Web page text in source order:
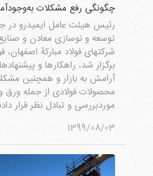
چگونگی رفع مشکلات
رئیس هیئت عامل ایمیدرو در
توسعه و نوسازی معادن و
شرکتهای فولاد مبارکۀ
برگزار شد، راهکارها و
آرامش به بازار و همچنین
محصولات فولادی از جمله ورق
موردبررسی و تبادل نظر قرار
1399/08/03